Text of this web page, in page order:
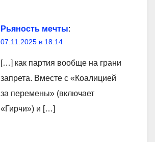
Рьяность мечты:
07.11.2025 в 18:14
[…] как партия вообще на грани
запрета. Вместе с «Коалицией
за перемены» (включает
«Гирчи») и […]